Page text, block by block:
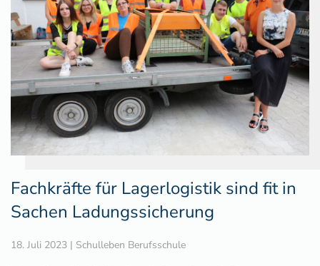
Fachkräfte für Lagerlogistik sind fit in
Sachen Ladungssicherung
18. Juli 2023 | Schulleben Berufsschule